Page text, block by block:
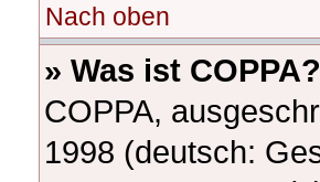
Nach oben
» Was ist COPPA?
COPPA,
1998 (deutsch: